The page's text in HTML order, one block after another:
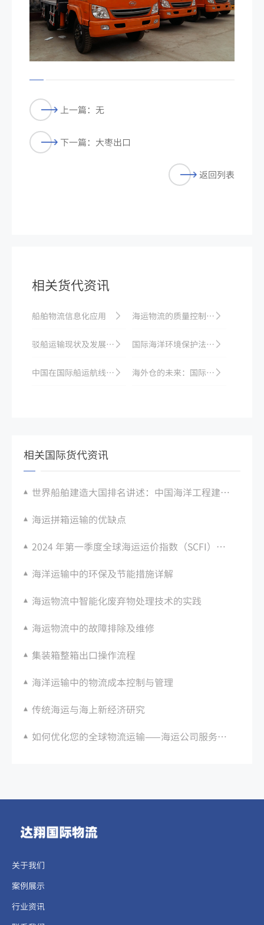
上一篇：无
下一篇：大枣出口
返回列表
相关货代资讯
船舶物流信息化应用 海运物流的质量控制和监管
驳船运输现状及发展趋势 国际海洋环境保护法律法规梳理
中国在国际船运航线数量上取得突破：加大全球物流资源整合和布局 海外仓的未来：国际海运业的新热点
相关国际货代资讯
世界船舶建造大国排名讲述：中国海洋工程建造能力仍排名第一
海运拼箱运输的优缺点
2024 年第一季度全球海运运价指数（SCFI）分析：环比变化
海洋运输中的环保及节能措施详解
海运物流中智能化废弃物处理技术的实践
海运物流中的故障排除及维修
集装箱整箱出口操作流程
海洋运输中的物流成本控制与管理
传统海运与海上新经济研究
如何优化您的全球物流运输——海运公司服务提供方案
关于我们
案例展示
行业资讯